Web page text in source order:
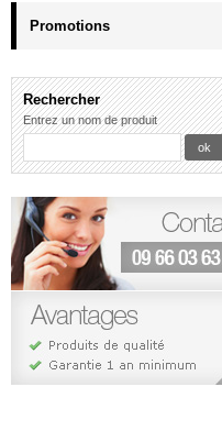
Promotions
Rechercher
Entrez un nom de produit